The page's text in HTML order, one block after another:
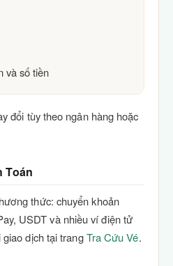
và số tiền
đổi tùy theo ngân hàng hoặc
Toán
thức: chuyển khoản
USDT và nhiều ví điện tử
dịch tại trangTra Cứu Vé.